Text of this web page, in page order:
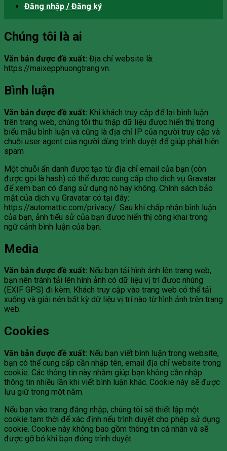
Đăng nhập / Đăng ký
Chúng tôi là ai
Văn bản được đề xuất: Địa chỉ website là:
https://maixepphuongtrang.vn.
Bình luận
Văn bản được đề xuất: Khi khách truy cập để lại bình luận
trên trang web, chúng tôi thu thập dữ liệu được hiển thị trong
biểu mẫu bình luận và cũng là địa chỉ IP của người truy cập và
chuỗi user agent của người dùng trình duyệt để giúp phát hiện
spam
Một chuỗi ẩn danh được tạo từ địa chỉ email của bạn (còn
được gọi là hash) có thể được cung cấp cho dịch vụ Gravatar
để xem bạn có đang sử dụng nó hay không. Chính sách bảo
mật của dịch vụ Gravatar có tại đây:
https://automattic.com/privacy/. Sau khi chấp nhận bình luận
của bạn, ảnh tiểu sử của bạn được hiển thị công khai trong
ngữ cảnh bình luận của bạn.
Media
Văn bản được đề xuất: Nếu bạn tải hình ảnh lên trang web,
bạn nên tránh tải lên hình ảnh có dữ liệu vị trí được nhúng
(EXIF GPS) đi kèm. Khách truy cập vào trang web có thể tải
xuống và giải nén bất kỳ dữ liệu vị trí nào từ hình ảnh trên trang
web.
Cookies
Văn bản được đề xuất: Nếu bạn viết bình luận trong website,
bạn có thể cung cấp cần nhập tên, email địa chỉ website trong
cookie. Các thông tin này nhằm giúp bạn không cần nhập
thông tin nhiều lần khi viết bình luận khác. Cookie này sẽ được
lưu giữ trong một năm.
Nếu bạn vào trang đăng nhập, chúng tôi sẽ thiết lập một
cookie tạm thời để xác định nếu trình duyệt cho phép sử dụng
cookie. Cookie này không bao gồm thông tin cá nhân và sẽ
được gỡ bỏ khi bạn đóng trình duyệt.